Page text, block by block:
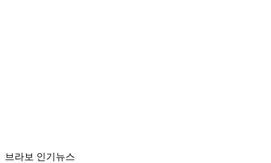
브라보 인기뉴스